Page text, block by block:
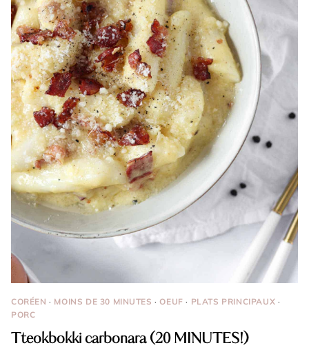
CORÉEN · MOINS DE 30 MINUTES ·OEUF · PLATS PRINCIPAUX ·
PORC
Tteokbokki carbonara (20 MINUTES!)